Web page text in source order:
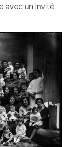
avec un invité